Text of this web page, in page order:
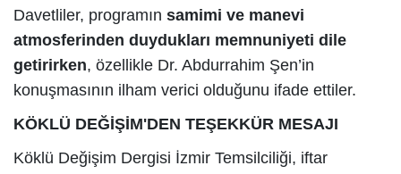
Davetliler, programın samimi ve manevi
atmosferinden duydukları memnuniyeti dile
getirirken, özellikle Dr. Abdurrahim Şen’in
konuşmasının ilham verici olduğunu ifade ettiler.
KÖKLÜ DEĞİŞİM'DEN TEŞEKKÜR MESAJI
Köklü Değişim Dergisi İzmir Temsilciliği, iftar